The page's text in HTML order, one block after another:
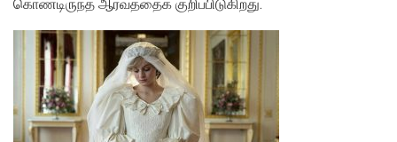
கொண்டிருந்த ஆர்வத்தைக் குறிப்பிடுகிறது.